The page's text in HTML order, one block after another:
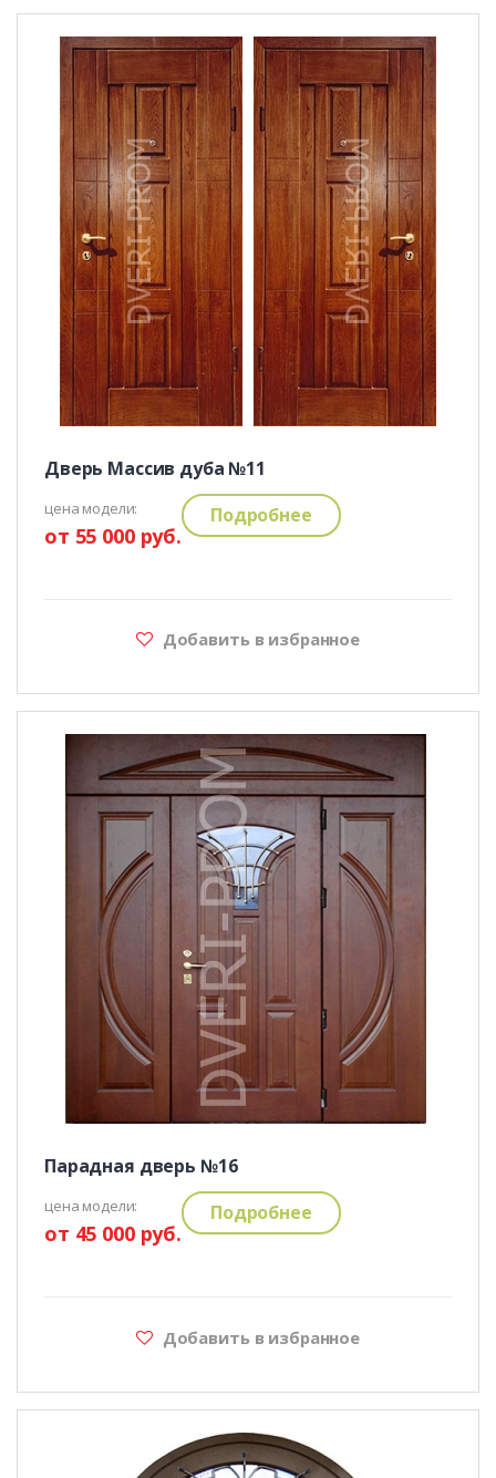
Дверь Массив дуба №11
цена модели:
от 55 000 руб.
Подробнее
Добавить в избранное
Парадная дверь №16
цена модели:
от 45 000 руб.
Подробнее
Добавить в избранное